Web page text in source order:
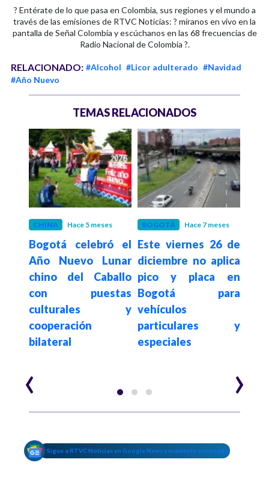
? Entérate de lo que pasa en Colombia, sus regiones y el mundo a
través de las emisiones de RTVC Noticias: ? míranos en vivo en la
pantalla de Señal Colombia y escúchanos en las 68 frecuencias de
Radio Nacional de Colombia ?.
RELACIONADO: #Alcohol #Licor adulterado #Navidad
#Año Nuevo
TEMAS RELACIONADOS
CHINA Hace 5 meses
Bogotá celebró el
Año Nuevo Lunar
chino del Caballo
con puestas
culturales y
cooperación
bilateral
BOGOTÁ Hace 7 meses
Este viernes 26 de
diciembre no aplica
pico y placa en
Bogotá para
vehículos
particulares y
especiales
‹ ›
Sigue a RTVC Noticias en Google News y mantente conectado